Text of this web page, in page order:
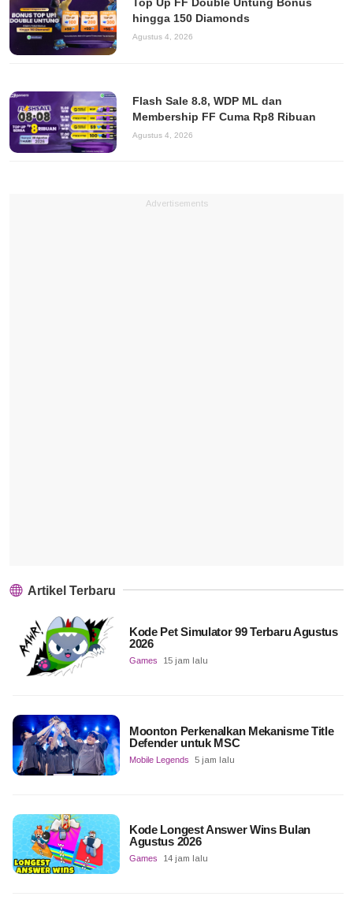
hingga 150 Diamonds
Agustus 4, 2026
Flash Sale 8.8, WDP ML dan
Membership FF Cuma Rp8 Ribuan
Agustus 4, 2026
Advertisements
Artikel Terbaru
Kode Pet Simulator 99 Terbaru Agustus
2026
Games 15 jam lalu
Moonton Perkenalkan Mekanisme Title
Defender untuk MSC
Mobile Legends 5 jam lalu
Kode Longest Answer Wins Bulan
Agustus 2026
Games 14 jam lalu